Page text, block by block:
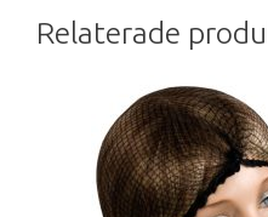
Relaterade